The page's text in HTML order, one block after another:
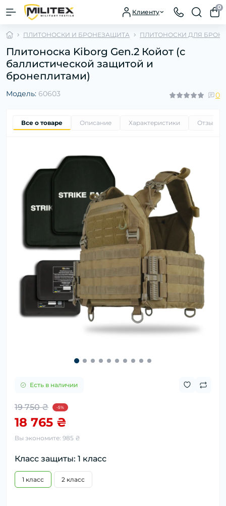
Клиенту
0
ПЛИТОНОСКИ И БРОНЕЗАЩИТА ПЛИТОНОСКИ ДЛЯ
Плитоноска Kiborg Gen.2 Койот (с
баллистической защитой и
бронеплитами)
Модель: 60603 0
Все о товаре Описание Характеристики Отзывы
Есть в наличии
19 750 ₴ -5%
18 765 ₴
Вы экономите: 985 ₴
Класс защиты: 1 класс
1 класс 2 класс